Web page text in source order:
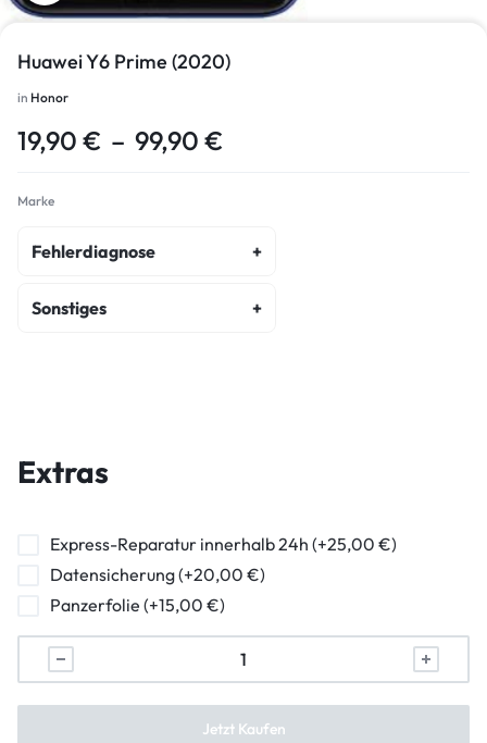
Huawei Y6 Prime (2020)
in Honor
19,90 € – 99,90 €
Marke
Fehlerdiagnose
fehlerdiagnose
Sonstiges
ladebuchse-reparatur
lautstarkeregler-reparatur
mikrofon-reparatur
backcover-reparatur
frontkamera-reparatur
Extras
Express-Reparatur innerhalb 24h (+25,00 €)
Datensicherung (+20,00 €)
Panzerfolie (+15,00 €)
Jetzt Kaufen